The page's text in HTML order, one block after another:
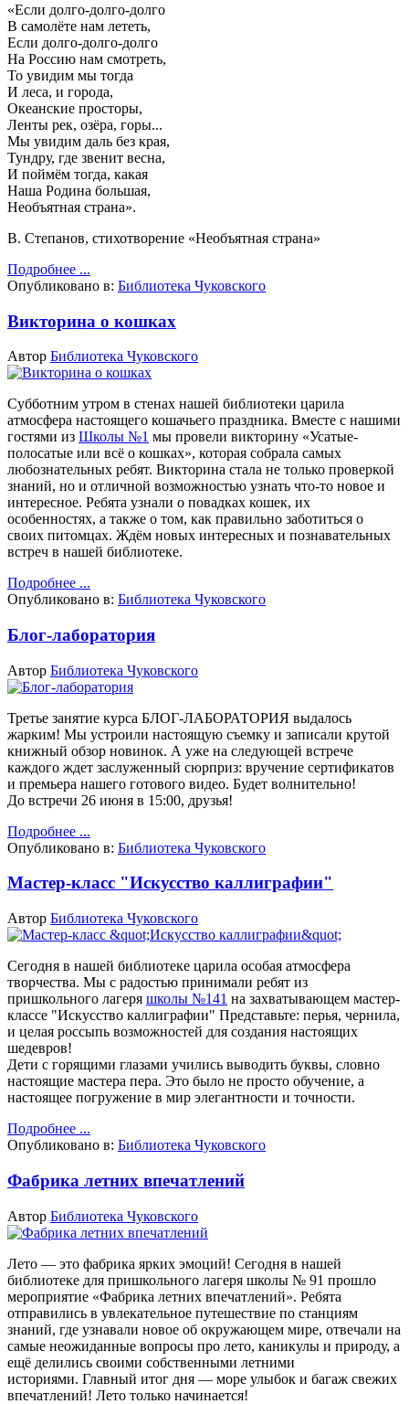
«Если долго-долго-долго
В самолёте нам лететь,
Если долго-долго-долго
На Россию нам смотреть,
То увидим мы тогда
И леса, и города,
Океанские просторы,
Ленты рек, озёра, горы...
Мы увидим даль без края,
Тундру, где звенит весна,
И поймём тогда, какая
Наша Родина большая,
Необъятная страна».
В. Степанов, стихотворение «Необъятная страна»
Подробнее ...
Опубликовано в: Библиотека Чуковского
Викторина о кошках
Автор Библиотека Чуковского
Субботним утром в стенах нашей библиотеки царила
атмосфера настоящего кошачьего праздника. Вместе с нашими
гостями из Школы №1 мы провели викторину «Усатые-
полосатые или всё о кошках», которая собрала самых
любознательных ребят. Викторина стала не только проверкой
знаний, но и отличной возможностью узнать что-то новое и
интересное. Ребята узнали о повадках кошек, их
особенностях, а также о том, как правильно заботиться о
своих питомцах. Ждём новых интересных и познавательных
встреч в нашей библиотеке.
Подробнее ...
Опубликовано в: Библиотека Чуковского
Блог-лаборатория
Автор Библиотека Чуковского
Третье занятие курса БЛОГ-ЛАБОРАТОРИЯ выдалось
жарким! Мы устроили настоящую съемку и записали крутой
книжный обзор новинок. А уже на следующей встрече
каждого ждет заслуженный сюрприз: вручение сертификатов
и премьера нашего готового видео. Будет волнительно!
До встречи 26 июня в 15:00, друзья!
Подробнее ...
Опубликовано в: Библиотека Чуковского
Мастер-класс "Искусство каллиграфии"
Автор Библиотека Чуковского
Сегодня в нашей библиотеке царила особая атмосфера
творчества. Мы с радостью принимали ребят из
пришкольного лагеря школы №141 на захватывающем мастер-
классе "Искусство каллиграфии" Представьте: перья, чернила,
и целая россыпь возможностей для создания настоящих
шедевров!
Дети с горящими глазами учились выводить буквы, словно
настоящие мастера пера. Это было не просто обучение, а
настоящее погружение в мир элегантности и точности.
Подробнее ...
Опубликовано в: Библиотека Чуковского
Фабрика летних впечатлений
Автор Библиотека Чуковского
Лето — это фабрика ярких эмоций! Сегодня в нашей
библиотеке для пришкольного лагеря школы № 91 прошло
мероприятие «Фабрика летних впечатлений». Ребята
отправились в увлекательное путешествие по станциям
знаний, где узнавали новое об окружающем мире, отвечали на
самые неожиданные вопросы про лето, каникулы и природу, а
ещё делились своими собственными летними
историями. Главный итог дня — море улыбок и багаж свежих
впечатлений! Лето только начинается!